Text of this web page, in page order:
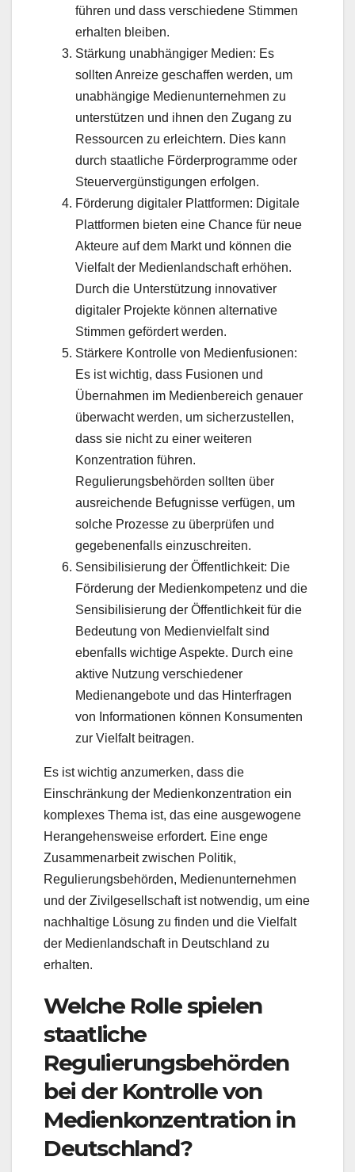
führen und dass verschiedene Stimmen
erhalten bleiben.
Stärkung unabhängiger Medien: Es
sollten Anreize geschaffen werden, um
unabhängige Medienunternehmen zu
unterstützen und ihnen den Zugang zu
Ressourcen zu erleichtern. Dies kann
durch staatliche Förderprogramme oder
Steuervergünstigungen erfolgen.
Förderung digitaler Plattformen: Digitale
Plattformen bieten eine Chance für neue
Akteure auf dem Markt und können die
Vielfalt der Medienlandschaft erhöhen.
Durch die Unterstützung innovativer
digitaler Projekte können alternative
Stimmen gefördert werden.
Stärkere Kontrolle von Medienfusionen:
Es ist wichtig, dass Fusionen und
Übernahmen im Medienbereich genauer
überwacht werden, um sicherzustellen,
dass sie nicht zu einer weiteren
Konzentration führen.
Regulierungsbehörden sollten über
ausreichende Befugnisse verfügen, um
solche Prozesse zu überprüfen und
gegebenenfalls einzuschreiten.
Sensibilisierung der Öffentlichkeit: Die
Förderung der Medienkompetenz und die
Sensibilisierung der Öffentlichkeit für die
Bedeutung von Medienvielfalt sind
ebenfalls wichtige Aspekte. Durch eine
aktive Nutzung verschiedener
Medienangebote und das Hinterfragen
von Informationen können Konsumenten
zur Vielfalt beitragen.
Es ist wichtig anzumerken, dass die
Einschränkung der Medienkonzentration ein
komplexes Thema ist, das eine ausgewogene
Herangehensweise erfordert. Eine enge
Zusammenarbeit zwischen Politik,
Regulierungsbehörden, Medienunternehmen
und der Zivilgesellschaft ist notwendig, um eine
nachhaltige Lösung zu finden und die Vielfalt
der Medienlandschaft in Deutschland zu
erhalten.
Welche Rolle spielen
staatliche
Regulierungsbehörden
bei der Kontrolle von
Medienkonzentration in
Deutschland?